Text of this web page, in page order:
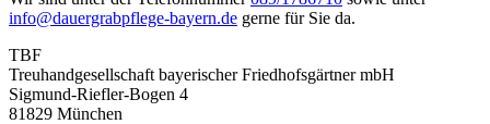
info@dauergrabpflege-bayern.de gerne für Sie da.
TBF
Treuhandgesellschaft bayerischer Friedhofsgärtner mbH
Sigmund-Riefler-Bogen 4
81829 München